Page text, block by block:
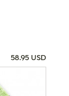
58.95 USD